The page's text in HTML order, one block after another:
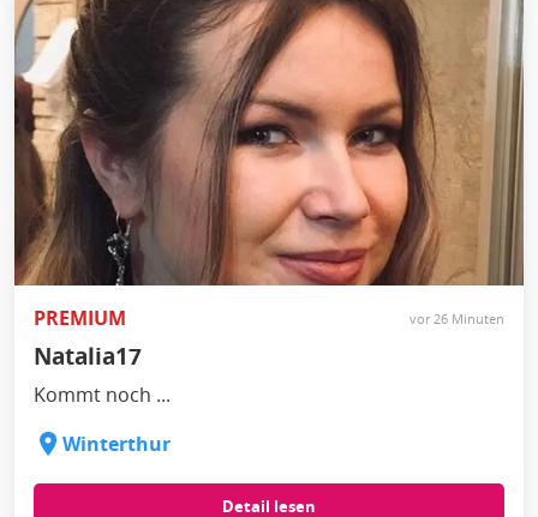
PREMIUM vor 26 Minuten
Natalia17
Kommt noch ...
Winterthur
Detail lesen